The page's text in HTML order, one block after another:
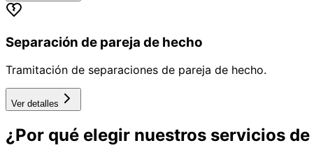
Separación de pareja de hecho
Tramitación de separaciones de pareja de hecho.
Ver detalles
¿Por qué elegir nuestros servicios de